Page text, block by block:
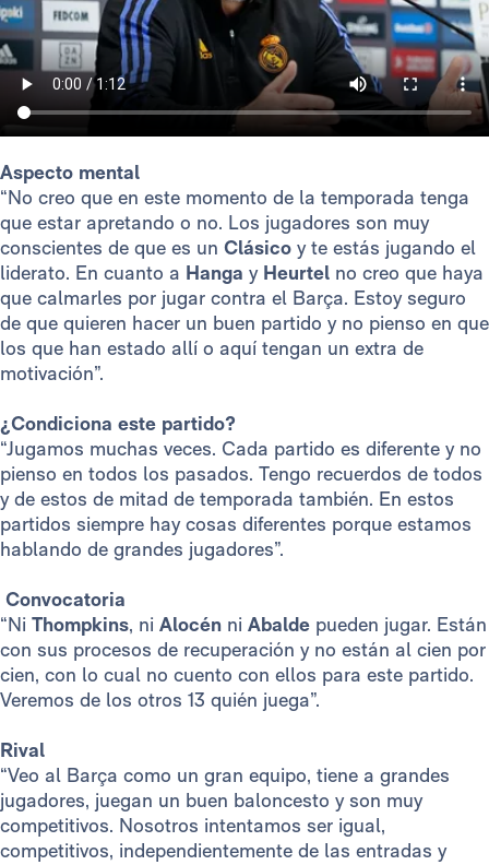
Aspecto mental
“No creo que en este momento de la temporada tenga
que estar apretando o no. Los jugadores son muy
conscientes de que es un Clásico y te estás jugando el
liderato. En cuanto a Hanga y Heurtel no creo que haya
que calmarles por jugar contra el Barça. Estoy seguro
de que quieren hacer un buen partido y no pienso en que
los que han estado allí o aquí tengan un extra de
motivación”.
¿Condiciona este partido?
“Jugamos muchas veces. Cada partido es diferente y no
pienso en todos los pasados. Tengo recuerdos de todos
y de estos de mitad de temporada también. En estos
partidos siempre hay cosas diferentes porque estamos
hablando de grandes jugadores”.
Convocatoria
“Ni Thompkins, ni Alocén ni Abalde pueden jugar. Están
con sus procesos de recuperación y no están al cien por
cien, con lo cual no cuento con ellos para este partido.
Veremos de los otros 13 quién juega”.
Rival
“Veo al Barça como un gran equipo, tiene a grandes
jugadores, juegan un buen baloncesto y son muy
competitivos. Nosotros intentamos ser igual,
competitivos, independientemente de las entradas y